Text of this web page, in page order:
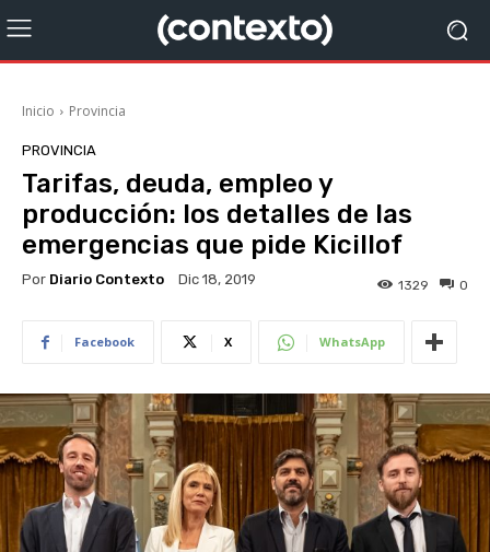
Inicio Provincia
PROVINCIA
Tarifas, deuda, empleo y
producción: los detalles de las
emergencias que pide Kicillof
Por Diario Contexto Dic 18, 2019 0
1329
Facebook X WhatsApp